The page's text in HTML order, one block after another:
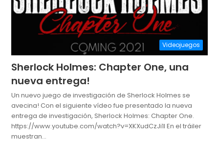
Videojuegos
Sherlock Holmes: Chapter One, una
nueva entrega!
Un nuevo juego de investigación de Sherlock Holmes se
avecina! Con el siguiente vídeo fue presentado la nueva
entrega de investigación, Sherlock Holmes: Chapter One.
https://www.youtube.com/watch?v=XKXudCzJi1I En el tráiler
muestran…